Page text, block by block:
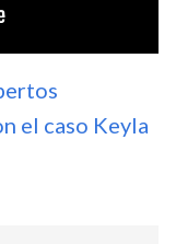
el caso Keyla